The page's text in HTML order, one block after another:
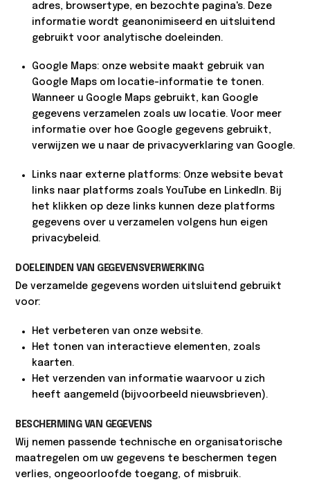
adres, browsertype, en bezochte pagina's. Deze
informatie wordt geanonimiseerd en uitsluitend
gebruikt voor analytische doeleinden.
Google Maps: onze website maakt gebruik van
Google Maps om locatie-informatie te tonen.
Wanneer u Google Maps gebruikt, kan Google
gegevens verzamelen zoals uw locatie. Voor meer
informatie over hoe Google gegevens gebruikt,
verwijzen we u naar de privacyverklaring van Google.
Links naar externe platforms: Onze website bevat
links naar platforms zoals YouTube en LinkedIn. Bij
het klikken op deze links kunnen deze platforms
gegevens over u verzamelen volgens hun eigen
privacybeleid.
DOELEINDEN VAN GEGEVENSVERWERKING
De verzamelde gegevens worden uitsluitend gebruikt
voor:
Het verbeteren van onze website.
Het tonen van interactieve elementen, zoals
kaarten.
Het verzenden van informatie waarvoor u zich
heeft aangemeld (bijvoorbeeld nieuwsbrieven).
BESCHERMING VAN GEGEVENS
Wij nemen passende technische en organisatorische
maatregelen om uw gegevens te beschermen tegen
verlies, ongeoorloofde toegang, of misbruik.